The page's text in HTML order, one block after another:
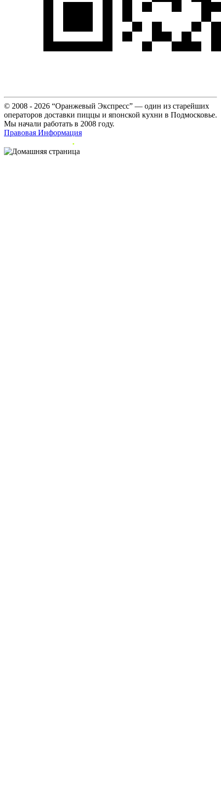
© 2008 - 2026 “Оранжевый Экспресс” — один из старейших
операторов доставки пиццы и японской кухни в Подмосковье.
Мы начали работать в 2008 году.
Правовая Информация